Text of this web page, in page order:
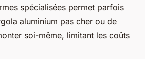
spécialisées permet parfois
aluminium pas cher ou de
soi-même, limitant les coûts